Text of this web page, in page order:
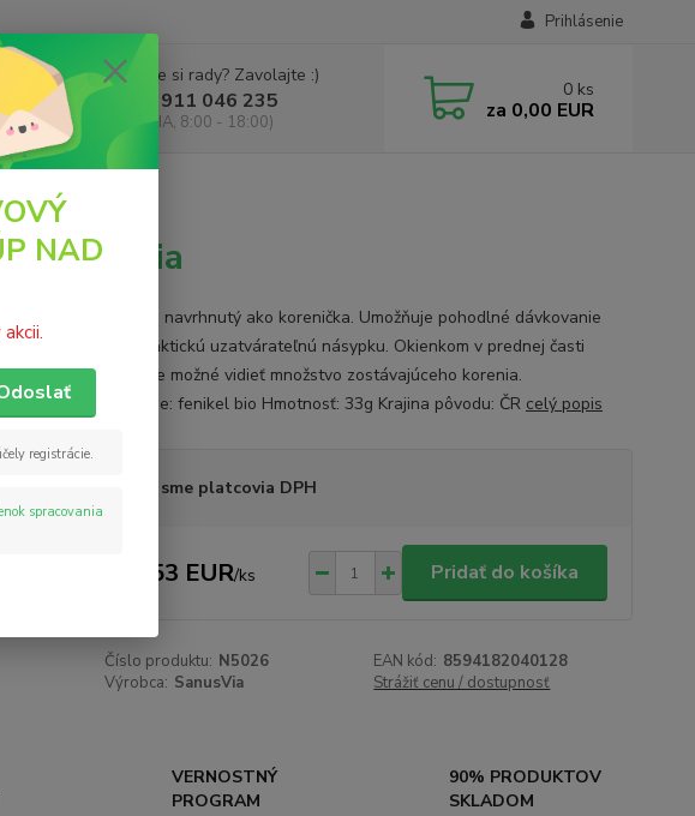
Prihlásenie
Neviete si rady? Zavolajte :)
+421 911 046 235
(PO - PIA, 8:00 - 18:00)
0 ks
za 0,00 EUR
SanusVia
SanusVia
Obal je navrhnutý ako korenička. Umožňuje pohodlné dávkovanie
cez praktickú uzatvárateľnú násypku. Okienkom v prednej časti
obalu je možné vidieť množstvo zostávajúceho korenia.
Zloženie: fenikel bio Hmotnosť: 33g Krajina pôvodu: ČR celý popis
Nie sme platcovia DPH
3,53 EUR/ks Pridať do košíka
Číslo produktu: N5026 EAN kód: 8594182040128
Výrobca: SanusVia Strážiť cenu / dostupnosť
VERNOSTNÝ
PROGRAM
90% PRODUKTOV
SKLADOM
NAD
registrácie.
spracovania